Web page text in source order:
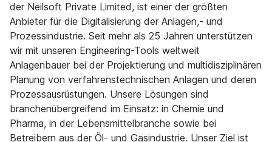
der Neilsoft Private Limited, ist einer der größten
Anbieter für die Digitalisierung der Anlagen,- und
Prozessindustrie. Seit mehr als 25 Jahren unterstützen
wir mit unseren Engineering-Tools weltweit
Anlagenbauer bei der Projektierung und multidisziplinären
Planung von verfahrenstechnischen Anlagen und deren
Prozessausrüstungen. Unsere Lösungen sind
branchenübergreifend im Einsatz: in Chemie und
Pharma, in der Lebensmittelbranche sowie bei
Betreibern aus der Öl- und Gasindustrie. Unser Ziel ist